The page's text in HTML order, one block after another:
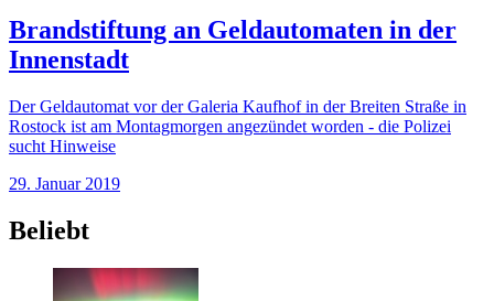
Brandstiftung an Geldautomaten in der
Innenstadt
Der Geldautomat vor der Galeria Kaufhof in der Breiten Straße in
Rostock ist am Montagmorgen angezündet worden - die Polizei
sucht Hinweise
29. Januar 2019
Beliebt